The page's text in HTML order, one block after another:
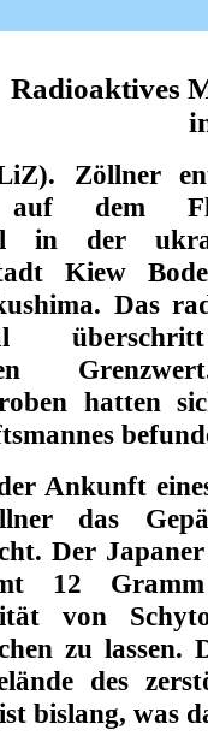
Radioaktives
Zöllner
dem
in der
Kiew
Das
hatten
Ankunft
das
Der
12
von
zu lassen.
des
bislang, was